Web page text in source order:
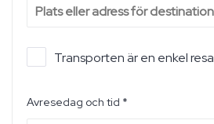
Transporten är en enkel resa
Avresedag och tid *